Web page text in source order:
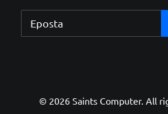
© 2026 Saints Computer. All